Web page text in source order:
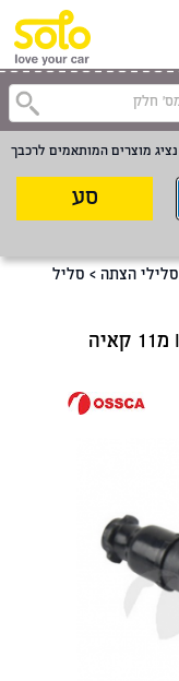
נציג מוצרים המותאמים לרכבך
סע
סלילי הצתה > סליל
סליל הצתה I25 מI20 10 מI30 08 מ11 קאיה